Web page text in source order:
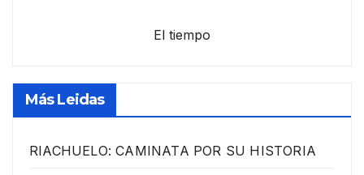
El tiempo
Más Leidas
RIACHUELO: CAMINATA POR SU HISTORIA